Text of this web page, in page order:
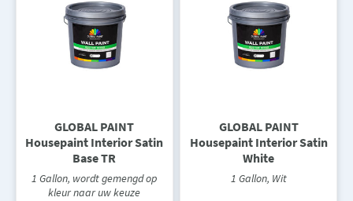
GLOBAL PAINT
Housepaint Interior Satin
Base TR
1 Gallon, wordt gemengd op
kleur naar uw keuze
GLOBAL PAINT
Housepaint Interior Satin
White
1 Gallon, Wit